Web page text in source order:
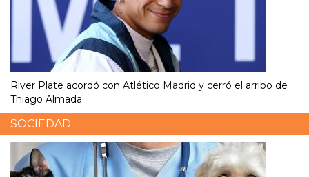
River Plate acordó con Atlético Madrid y cerró el arribo de
Thiago Almada
SOCIEDAD